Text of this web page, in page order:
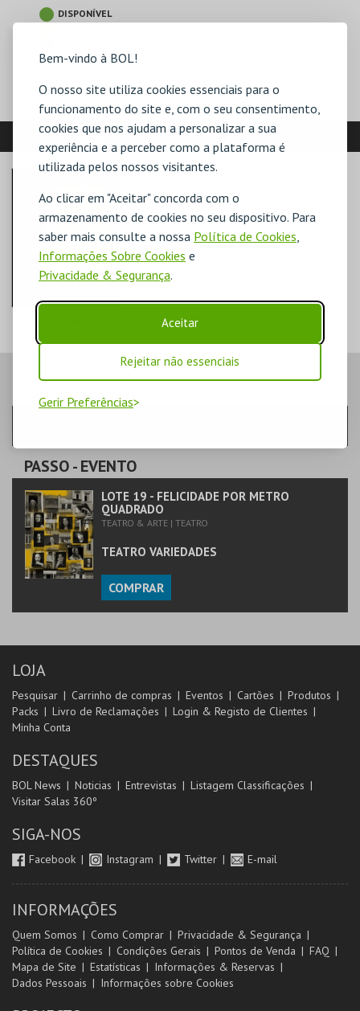
Bem-vindo à BOL!
O nosso site utiliza cookies essenciais para o
funcionamento do site e, com o seu consentimento,
cookies que nos ajudam a personalizar a sua
experiência e a perceber como a plataforma é
utilizada pelos nossos visitantes.
Ao clicar em "Aceitar" concorda com o
armazenamento de cookies no seu dispositivo. Para
saber mais consulte a nossa Política de Cookies
Informações Sobre Cookies e
Privacidade & Segurança.
Aceitar
Rejeitar não essenciais
Gerir Preferências
DISPONÍVEL
VEJA AINDA:
COMPRAR
PASSO- SESSÃO
PASSO- EVENTO
LOTE 19 - FELICIDADE POR METRO
QUADRADO
TEATRO & ARTE | TEATRO
TEATRO VARIEDADES
COMPRAR
LOJA
Pesquisar Carrinho de compras Eventos Cartões
Produtos
Packs
Livro de Reclamações
Login & Registo de Clientes
Minha Conta
DESTAQUES
BOL News Noticias Entrevistas
Listagem Classificações
Visitar Salas 360º
SIGA-NOS
Facebook Instagram Twitter E-mail
INFORMAÇÕES
Quem Somos Como Comprar
Privacidade & Segurança
Política de Cookies
Condições Gerais Pontos de Venda
FAQ
Mapa de Site
Estatísticas
Informações & Reservas
Dados Pessoais
Informações sobre Cookies